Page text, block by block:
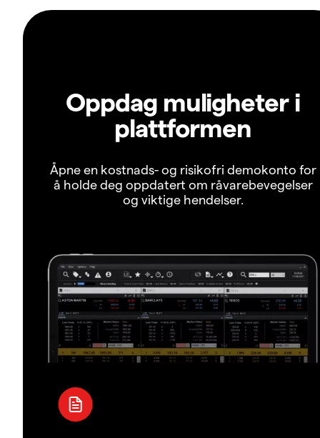
Oppdag muligheter i
plattformen
Åpne en kostnads- og risikofri demokonto for
å holde deg oppdatert om råvarebevegelser
og viktige hendelser.